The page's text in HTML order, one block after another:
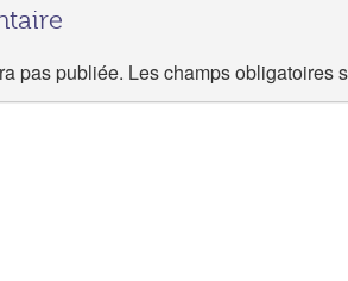
pas publiée. Les champs obligatoires